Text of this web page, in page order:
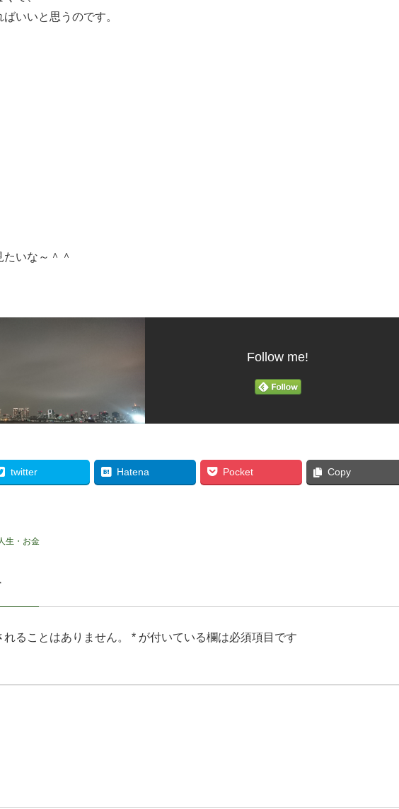
いいと思うのです。
いな～＾＾
Follow me!
twitter Hatena Pocket Copy
生・お金
ることはありません。 * が付いている欄は必須項目です